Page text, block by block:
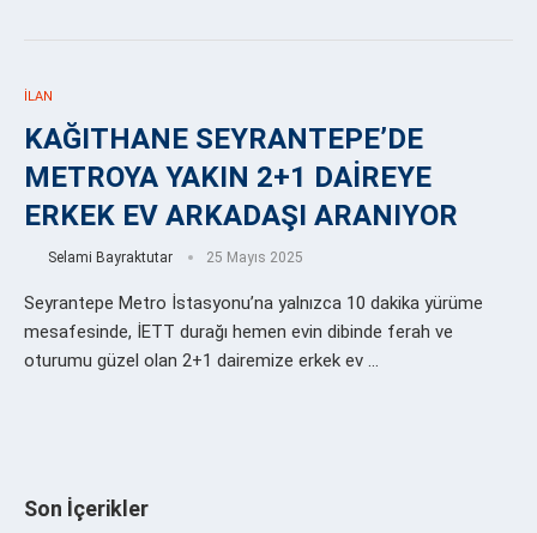
İLAN
KAĞITHANE SEYRANTEPE’DE
METROYA YAKIN 2+1 DAİREYE
ERKEK EV ARKADAŞI ARANIYOR
Selami Bayraktutar 25 Mayıs 2025
Seyrantepe Metro İstasyonu’na yalnızca 10 dakika yürüme
mesafesinde, İETT durağı hemen evin dibinde ferah ve
oturumu güzel olan 2+1 dairemize erkek ev …
Son İçerikler